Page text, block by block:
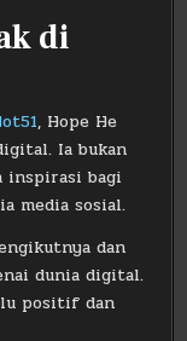
di
, Hope He
Ia bukan
inspirasi bagi
media sosial.
dan
dunia digital.
positif dan